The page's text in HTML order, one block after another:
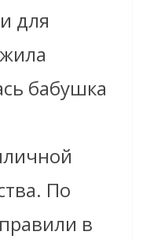
для
бабушка
По
в